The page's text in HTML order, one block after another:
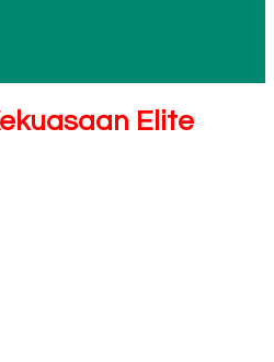
Elite